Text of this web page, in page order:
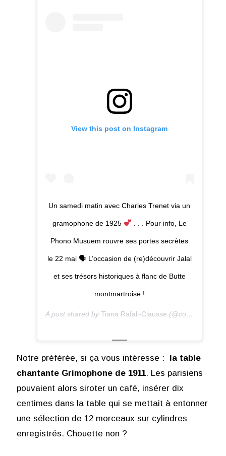
View this post on Instagram
Un samedi matin avec Charles Trenet via un
gramophone de 1925 . . . Pour info, Le
Phono Musuem rouvre ses portes secrètes
le 22 mai 🗣 L’occasion de (re)découvrir Jalal
et ses trésors historiques à flanc de Butte
montmartroise !
A post shared by Tiana Rafali-Clausse (@coolmagparis) on
Notre préférée, si ça vous intéresse : la table
chantante Grimophone de 1911. Les parisiens
pouvaient alors siroter un café, insérer dix
centimes dans la table qui se mettait à entonner
une sélection de 12 morceaux sur cylindres
enregistrés. Chouette non ?